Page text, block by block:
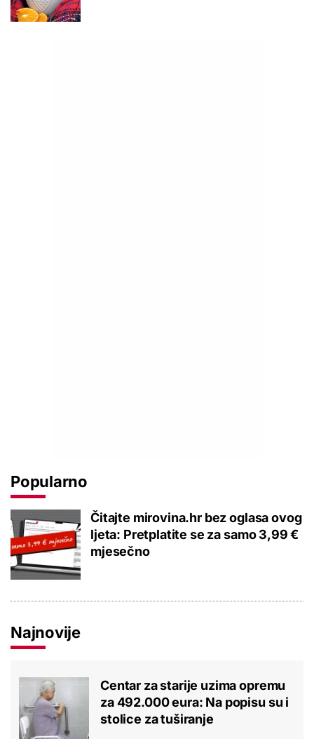
Popularno
Čitajte mirovina.hr bez oglasa ovog
ljeta: Pretplatite se za samo 3,99 €
mjesečno
Najnovije
Centar za starije uzima opremu
za 492.000 eura: Na popisu su i
stolice za tuširanje